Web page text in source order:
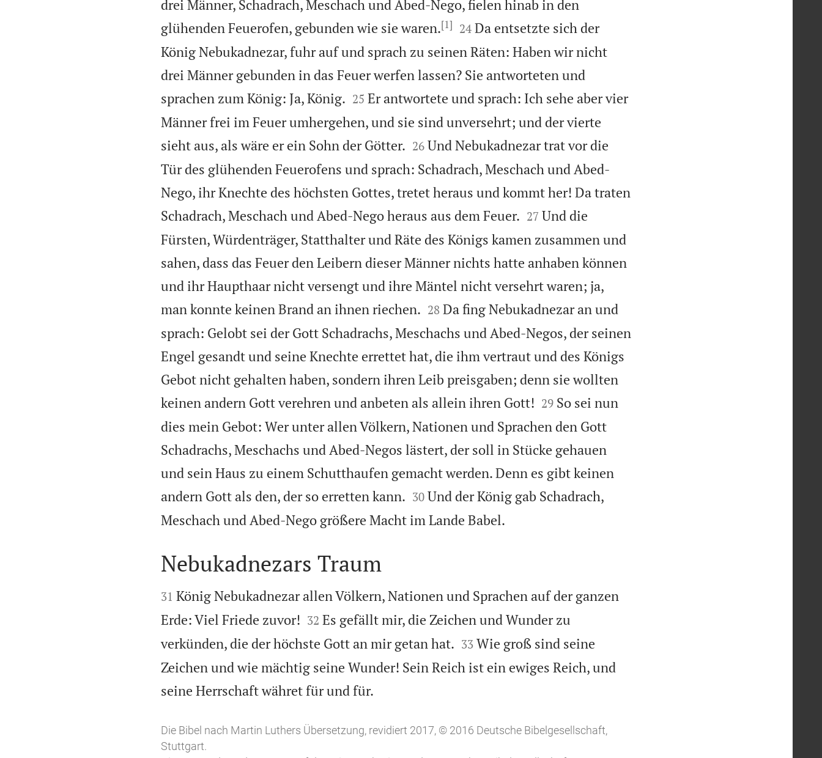
drei Männer, Schadrach, Meschach und Abed-Nego, fielen hinab in den
glühenden Feuerofen, gebunden wie sie waren.[1]
24 Da entsetzte sich der
König Nebukadnezar, fuhr auf und sprach zu seinen Räten: Haben wir nicht
drei Männer gebunden in das Feuer werfen lassen? Sie antworteten und
sprachen zum König: Ja, König.
25 Er antwortete und sprach: Ich sehe aber vier
Männer frei im Feuer umhergehen, und sie sind unversehrt; und der vierte
sieht aus, als wäre er ein Sohn der Götter.
26 Und Nebukadnezar trat vor die
Tür des glühenden Feuerofens und sprach: Schadrach, Meschach und Abed-
Nego, ihr Knechte des höchsten Gottes, tretet heraus und kommt her! Da traten
Schadrach, Meschach und Abed-Nego heraus aus dem Feuer.
27 Und die
Fürsten, Würdenträger, Statthalter und Räte des Königs kamen zusammen und
sahen, dass das Feuer den Leibern dieser Männer nichts hatte anhaben können
und ihr Haupthaar nicht versengt und ihre Mäntel nicht versehrt waren; ja,
man konnte keinen Brand an ihnen riechen.
28 Da fing Nebukadnezar an und
sprach: Gelobt sei der Gott Schadrachs, Meschachs und Abed-Negos, der seinen
Engel gesandt und seine Knechte errettet hat, die ihm vertraut und des Königs
Gebot nicht gehalten haben, sondern ihren Leib preisgaben; denn sie wollten
keinen andern Gott verehren und anbeten als allein ihren Gott!
29 So sei nun
dies mein Gebot: Wer unter allen Völkern, Nationen und Sprachen den Gott
Schadrachs, Meschachs und Abed-Negos lästert, der soll in Stücke gehauen
und sein Haus zu einem Schutthaufen gemacht werden. Denn es gibt keinen
andern Gott als den, der so erretten kann.
30 Und der König gab Schadrach,
Meschach und Abed-Nego größere Macht im Lande Babel.

Nebukadnezars Traum

31 König Nebukadnezar allen Völkern, Nationen und Sprachen auf der ganzen
Erde: Viel Friede zuvor!
32 Es gefällt mir, die Zeichen und Wunder zu
verkünden, die der höchste Gott an mir getan hat.
33 Wie groß sind seine
Zeichen und wie mächtig seine Wunder! Sein Reich ist ein ewiges Reich, und
seine Herrschaft währet für und für.
Die Bibel nach Martin Luthers Übersetzung, revidiert 2017, © 2016 Deutsche Bibelgesellschaft,
Stuttgart.